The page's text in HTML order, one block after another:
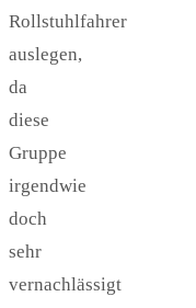
Rollstuhlfahrer
auslegen,
da
diese
Gruppe
irgendwie
doch
sehr
vernachlässigt